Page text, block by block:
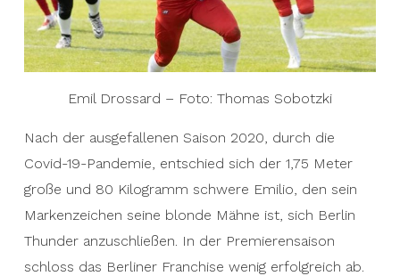
Emil Drossard – Foto: Thomas Sobotzki
Nach der ausgefallenen Saison 2020, durch die
Covid-19-Pandemie, entschied sich der 1,75 Meter
große und 80 Kilogramm schwere Emilio, den sein
Markenzeichen seine blonde Mähne ist, sich Berlin
Thunder anzuschließen. In der Premierensaison
schloss das Berliner Franchise wenig erfolgreich ab.